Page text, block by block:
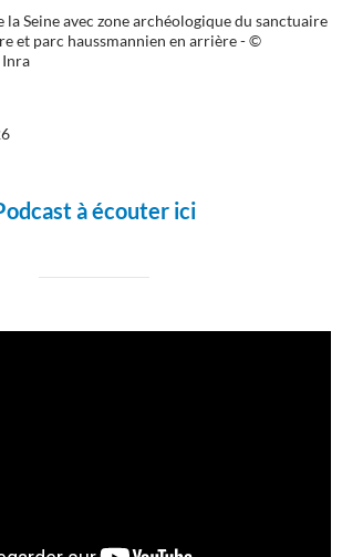
la Seine avec zone archéologique du sanctuaire
et parc haussmannien en arrière - ©
à écouter ici